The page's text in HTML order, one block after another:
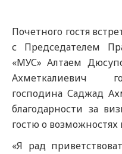
Почетного гостя
с Председателем
«МУС» Алтаем
Ахметкалиевич
господина Саджад
благодарности за
гостю о
«Я рад